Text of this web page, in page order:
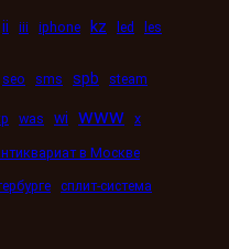
ii iii iphone kz led les
seo sms spb steam
was wi www x
в Москве
сплит-система